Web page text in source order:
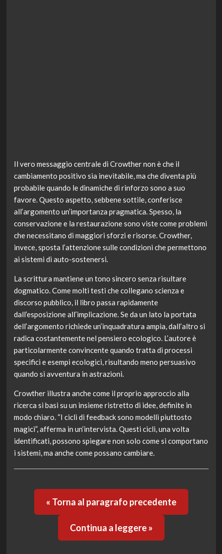
Il vero messaggio centrale di Crowther non è che il
cambiamento positivo sia inevitabile, ma che diventa più
probabile quando le dinamiche di rinforzo sono a suo
favore. Questo aspetto, sebbene sottile, conferisce
all’argomento un’importanza pragmatica. Spesso, la
conservazione e la restaurazione sono viste come problemi
che necessitano di maggiori sforzi e risorse. Crowther,
invece, sposta l’attenzione sulle condizioni che permettono
ai sistemi di auto-sostenersi.
La scrittura mantiene un tono sincero senza risultare
dogmatico. Come molti testi che collegano scienza e
discorso pubblico, il libro passa rapidamente
dall’esposizione all’implicazione. Se da un lato la portata
dell’argomento richiede un’inquadratura ampia, dall’altro si
radica costantemente nel pensiero ecologico. L’autore è
particolarmente convincente quando tratta di processi
specifici e esempi ecologici, risultando meno persuasivo
quando si avventura in astrazioni.
Crowther illustra anche come il proprio approccio alla
ricerca si basi su un insieme ristretto di idee, definite in
modo chiaro. “I cicli di feedback sono modelli piuttosto
magici”, afferma in un’intervista. Questi cicli, una volta
identificati, possono spiegare non solo come si comportano
i sistemi, ma anche come possano cambiare.
« Torna al paragrafo precedente
Continua a leggere »